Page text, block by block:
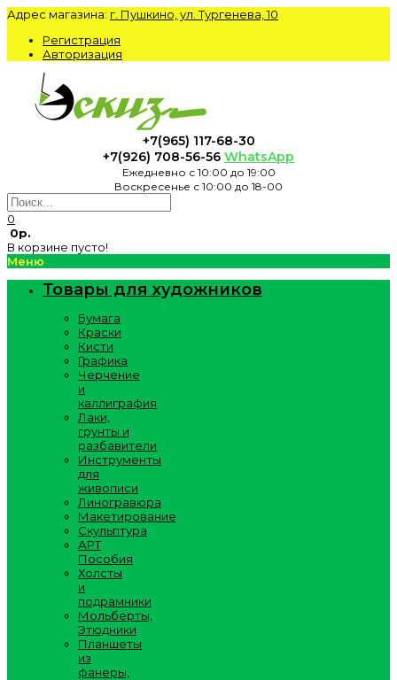
Адрес магазина: г. Пушкино, ул. Тургенева, 10
Регистрация
Авторизация
+7(965) 117-68-30
+7(926) 708-56-56 WhatsApp
Ежедневно с 10:00 до 19:00
Воскресенье с 10:00 до 18-00
0
0р.
В корзине пусто!
Меню
Товары для художников
Бумага
Краски
Кисти
Графика
Черчение
и
каллиграфия
Лаки,
грунты и
разбавители
Инструменты
для
живописи
Линогравюра
Макетирование
Скульптура
АРТ
Пособия
Холсты
и
подрамники
Мольберты,
Этюдники
Планшеты
из
фанеры,